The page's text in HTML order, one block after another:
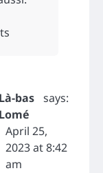
Là-bas
Lomé
says:
April 25,
2023 at 8:42
am